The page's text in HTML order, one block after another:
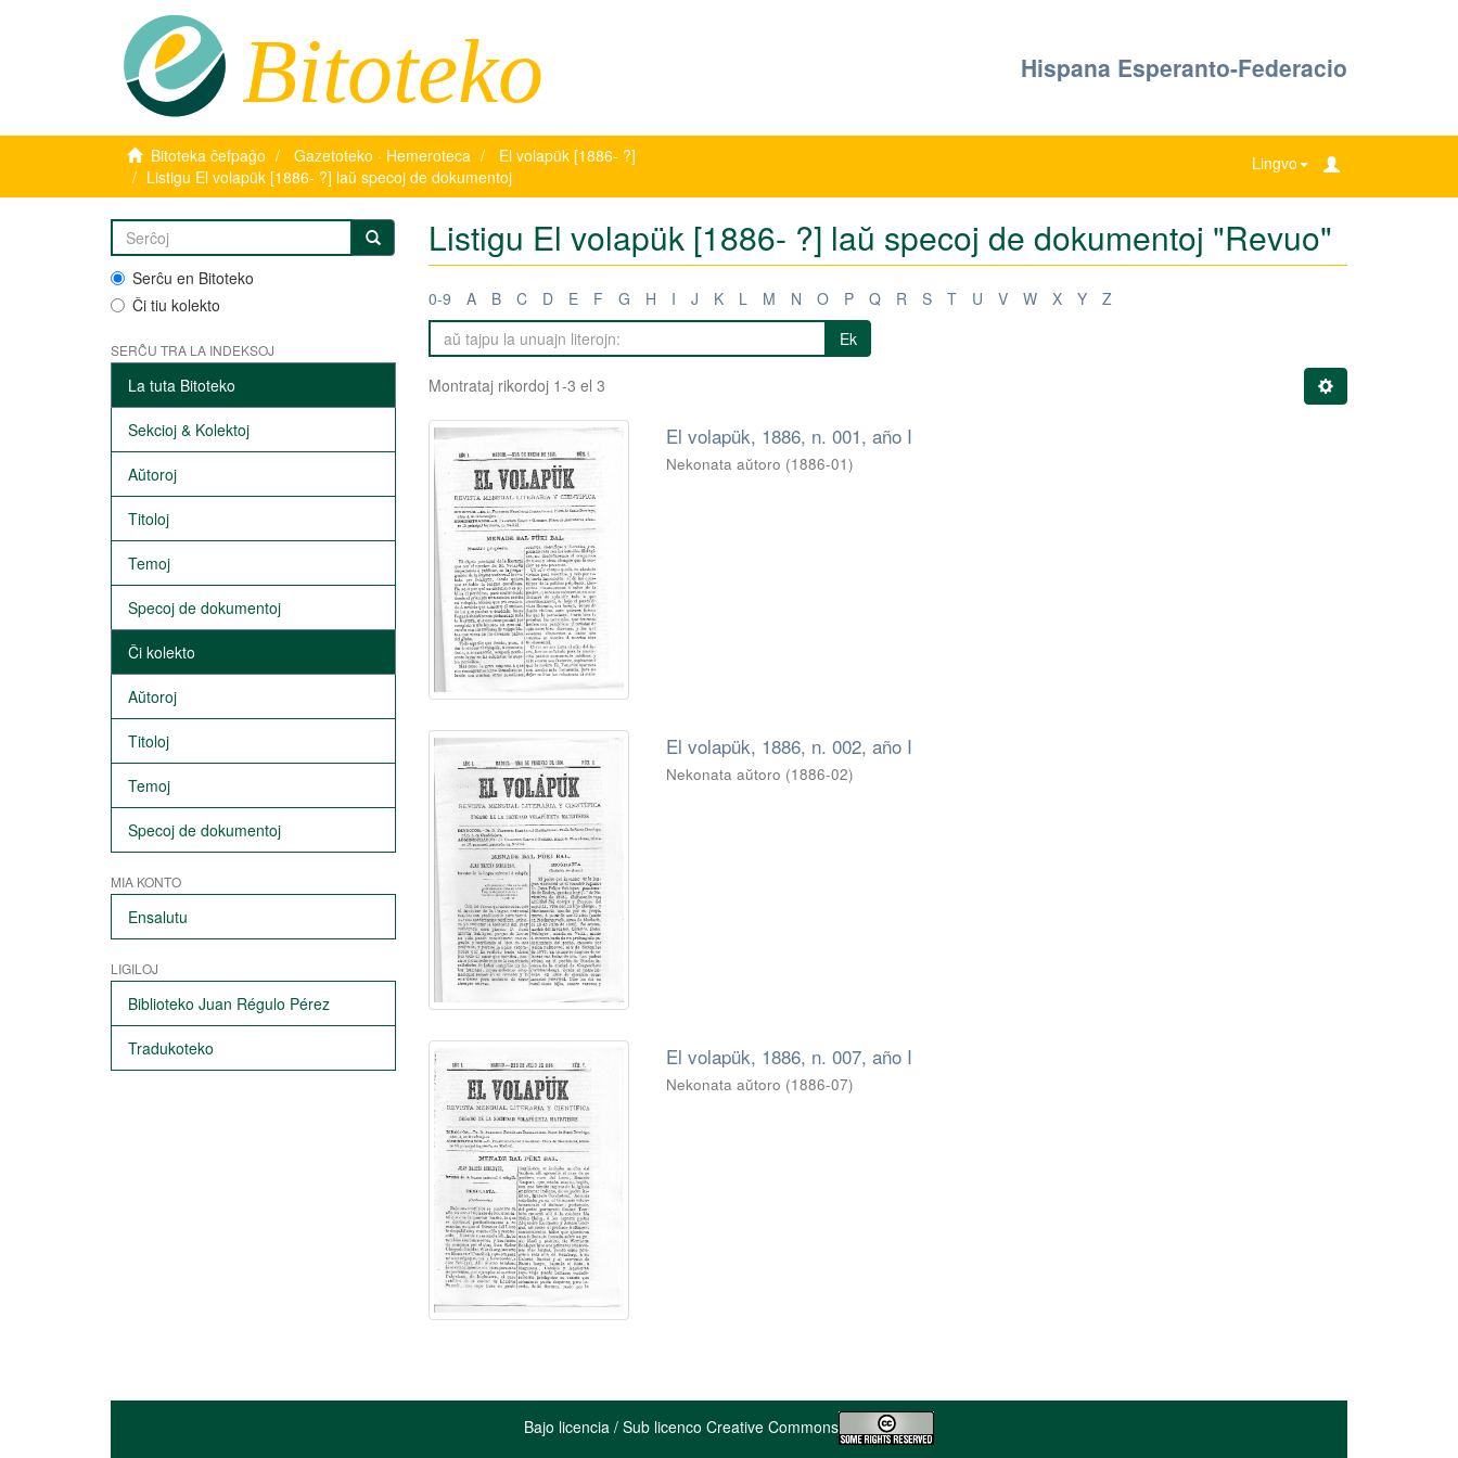
Bitoteko Hispana Esperanto-Federacio
Bitoteka ĉefpaĝo Gazetoteko · Hemeroteca
El volapük [1886- ?]
Listigu El volapük [1886- ?] laŭ specoj de dokumentoj
Lingvo
Serĉu en Bitoteko
Ĉi tiu kolekto
SERĈU TRA LA INDEKSOJ
La tuta Bitoteko
Sekcioj & Kolektoj
Aŭtoroj
Titoloj
Temoj
Specoj de dokumentoj
Ĉi kolekto
Aŭtoroj
Titoloj
Temoj
Specoj de dokumentoj
MIA KONTO
Ensalutu
LIGILOJ
Biblioteko Juan Régulo Pérez
Tradukoteko
Listigu El volapük [1886- ?] laŭ specoj de dokumentoj "Revuo"
0-9 A B C D E F G H I J K L M N O P Q R S T U V W X Y
Z
Ek
Montrataj rikordoj 1-3 el 3
El volapük, 1886, n. 001, año I
Nekonata aŭtoro (1886-01)
El volapük, 1886, n. 002, año I
Nekonata aŭtoro (1886-02)
El volapük, 1886, n. 007, año I
Nekonata aŭtoro (1886-07)
Bajo licencia / Sub licenco Creative Commons